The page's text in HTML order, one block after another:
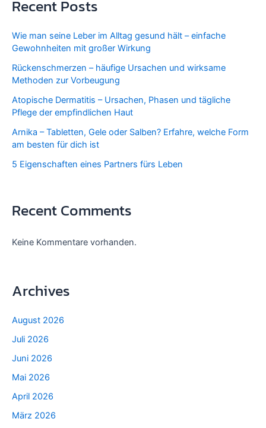
Recent Posts
Wie man seine Leber im Alltag gesund hält – einfache
Gewohnheiten mit großer Wirkung
Rückenschmerzen – häufige Ursachen und wirksame
Methoden zur Vorbeugung
Atopische Dermatitis – Ursachen, Phasen und tägliche
Pflege der empfindlichen Haut
Arnika – Tabletten, Gele oder Salben? Erfahre, welche Form
am besten für dich ist
5 Eigenschaften eines Partners fürs Leben
Recent Comments
Keine Kommentare vorhanden.
Archives
August 2026
Juli 2026
Juni 2026
Mai 2026
April 2026
März 2026